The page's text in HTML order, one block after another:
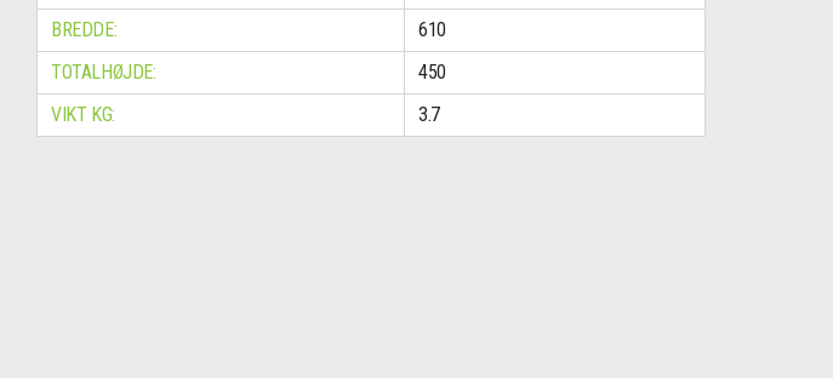
BREDDE:
610
TOTALHØJDE:
450
VIKT KG:
3.7